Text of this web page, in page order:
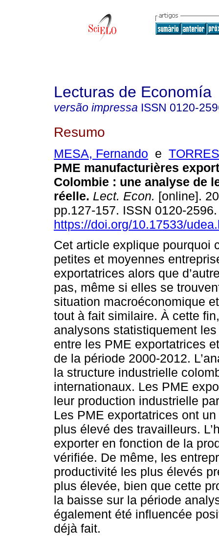
Lecturas de Economía
versão impressa ISSN 0120-
Resumo
MESA, Fernando e
PME manufacturières
Colombie : une analyse de
réelle. Lect. Econ. [online].
pp.127-157. ISSN 0120-
https://doi.org/10.17533/
Cet article explique pourquoi
petites et moyennes
exportatrices alors que
pas, même si elles se
situation macroéconomique
tout à fait similaire. À cette
analysons statistiquement
entre les PME exportatrices
de la période 2000-2012.
la structure industrielle
internationaux. Les PME
leur production industrielle
Les PME exportatrices ont
plus élevé des travailleurs.
exporter en fonction de la
vérifiée. De même, les
productivité les plus élevés
plus élevée, bien que cette
la baisse sur la période
également été influencée
déjà fait.